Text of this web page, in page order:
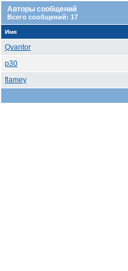
Авторы сообщений
Всего сообщений: 17
Имя
Qvantor
p30
flamey